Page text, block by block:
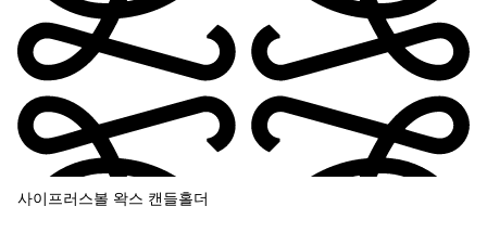
사이프러스볼 왁스 캔들홀더